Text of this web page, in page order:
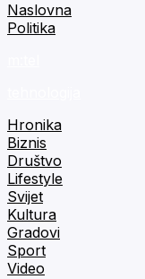
Naslovna
Politika
Hronika
Biznis
Društvo
Lifestyle
Svijet
Kultura
Gradovi
Sport
Video